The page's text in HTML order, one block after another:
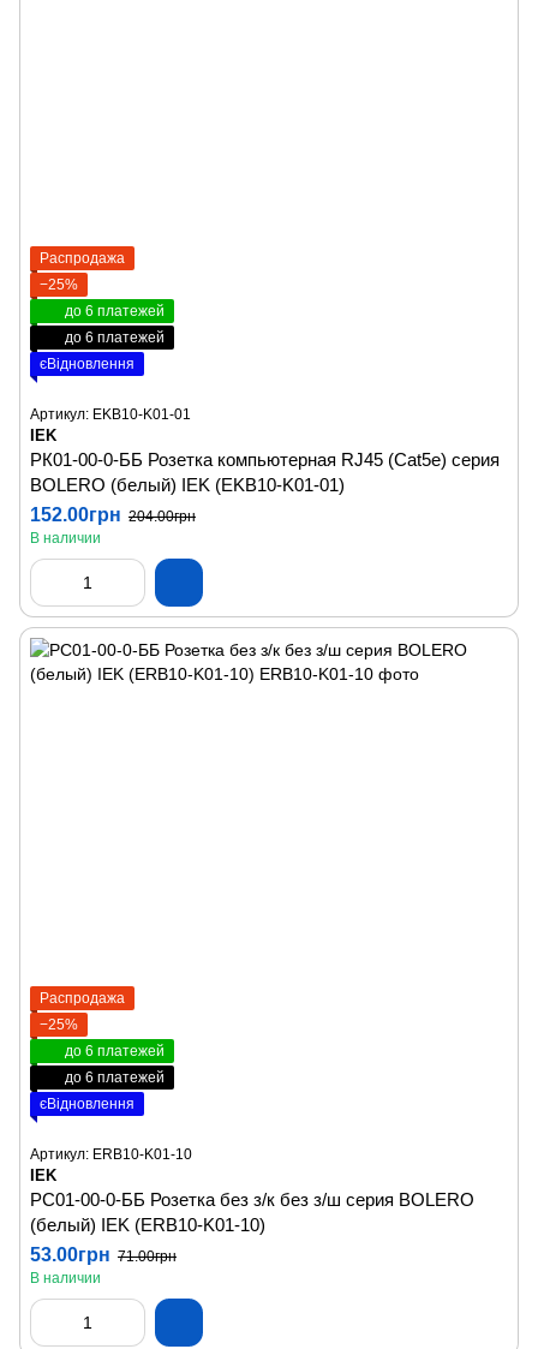
Распродажа
−25%
до 6 платежей
до 6 платежей
єВідновлення
Артикул: EKB10-K01-01
IEK
РК01-00-0-ББ Розетка компьютерная RJ45 (Cat5e) серия
BOLERO (белый) IEK (EKB10-K01-01)
152.00грн 204.00грн
В наличии
Распродажа
−25%
до 6 платежей
до 6 платежей
єВідновлення
Артикул: ERB10-K01-10
IEK
РС01-00-0-ББ Розетка без з/к без з/ш серия BOLERO
(белый) IEK (ERB10-K01-10)
53.00грн 71.00грн
В наличии